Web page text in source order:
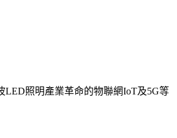
照明產業革命的物聯網IoT及5G等